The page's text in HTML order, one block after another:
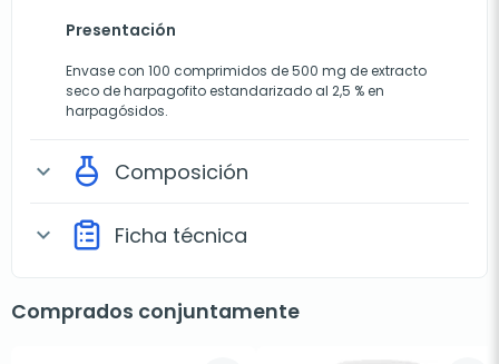
Presentación
Envase con 100 comprimidos de 500 mg de extracto
seco de harpagofito estandarizado al 2,5 % en
harpagósidos.
expand_more Composición
expand_more Ficha técnica
Comprados conjuntamente